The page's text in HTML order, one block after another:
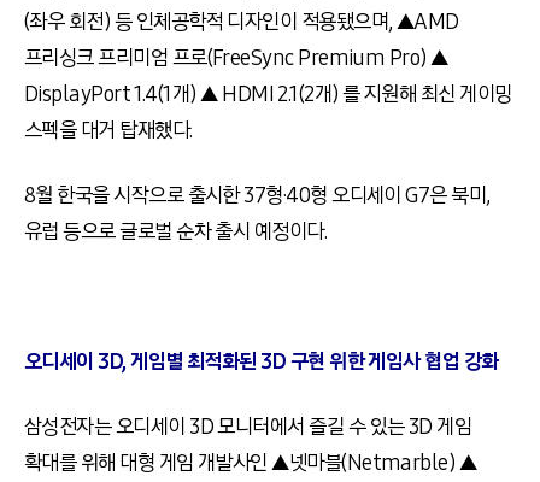
(좌우 회전) 등 인체공학적 디자인이 적용됐으며, ▲AMD
프리싱크 프리미엄 프로(FreeSync Premium Pro) ▲
DisplayPort 1.4(1개) ▲ HDMI 2.1(2개) 를 지원해 최신 게이밍
스펙을 대거 탑재했다.
8월 한국을 시작으로 출시한 37형·40형 오디세이 G7은 북미,
유럽 등으로 글로벌 순차 출시 예정이다.
오디세이 3D, 게임별 최적화된 3D 구현 위한 게임사 협업 강화
삼성전자는 오디세이 3D 모니터에서 즐길 수 있는 3D 게임
확대를 위해 대형 게임 개발사인 ▲넷마블(Netmarble) ▲